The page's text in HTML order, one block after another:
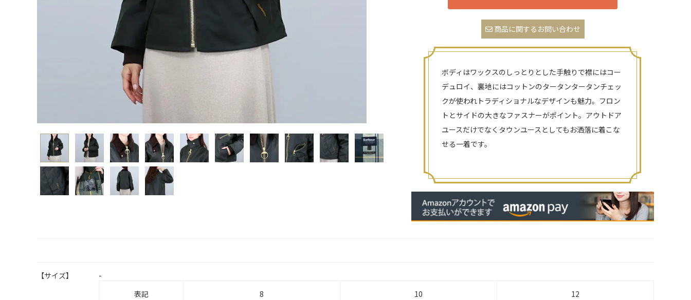
商品に関するお問い合わせ
ボディはワックスのしっとりとした手触りで襟にはコー
デュロイ、裏地にはコットンのタータンタータンチェッ
クが使われトラディショナルなデザインも魅力。フロン
トとサイドの大きなファスナーがポイント。アウトドア
ユースだけでなくタウンユースとしてもお洒落に着こな
せる一着です。
【サイズ】
-
表記
8 10 12